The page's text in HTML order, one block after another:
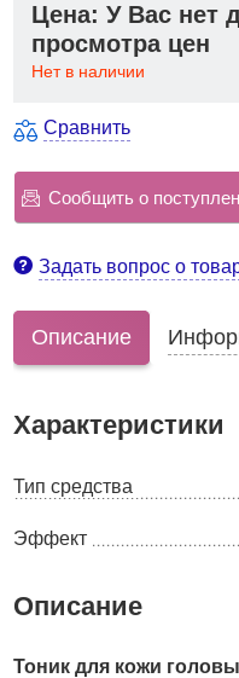
Цена: У Вас нет
просмотра цен
Нет в наличии
Сравнить
Сообщить о
Задать вопрос о
Описание
Характеристики
Тип средства
Эффект
Описание
Тоник для кожи